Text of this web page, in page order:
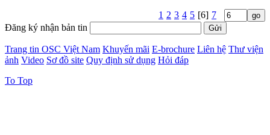
1 2 3 4 5 [6] 7
Đăng ký nhận bản tin
Trang tin OSC Việt Nam Khuyến mãi E-brochure Liên hệ Thư viện
ảnh Video Sơ đồ site Quy định sử dụng Hỏi đáp
To Top